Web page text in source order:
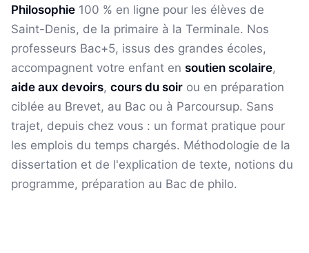
Philosophie 100 % en ligne pour les élèves de
Saint-Denis, de la primaire à la Terminale. Nos
professeurs Bac+5, issus des grandes écoles,
accompagnent votre enfant en soutien scolaire,
aide aux devoirs, cours du soir ou en préparation
ciblée au Brevet, au Bac ou à Parcoursup. Sans
trajet, depuis chez vous : un format pratique pour
les emplois du temps chargés. Méthodologie de la
dissertation et de l'explication de texte, notions du
programme, préparation au Bac de philo.